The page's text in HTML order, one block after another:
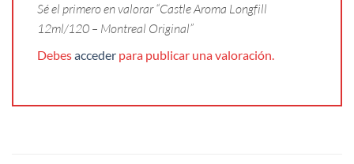
Sé el primero en valorar “Castle Aroma Longfill
12ml/120 – Montreal Original”
Debesacceder para publicar una valoración.